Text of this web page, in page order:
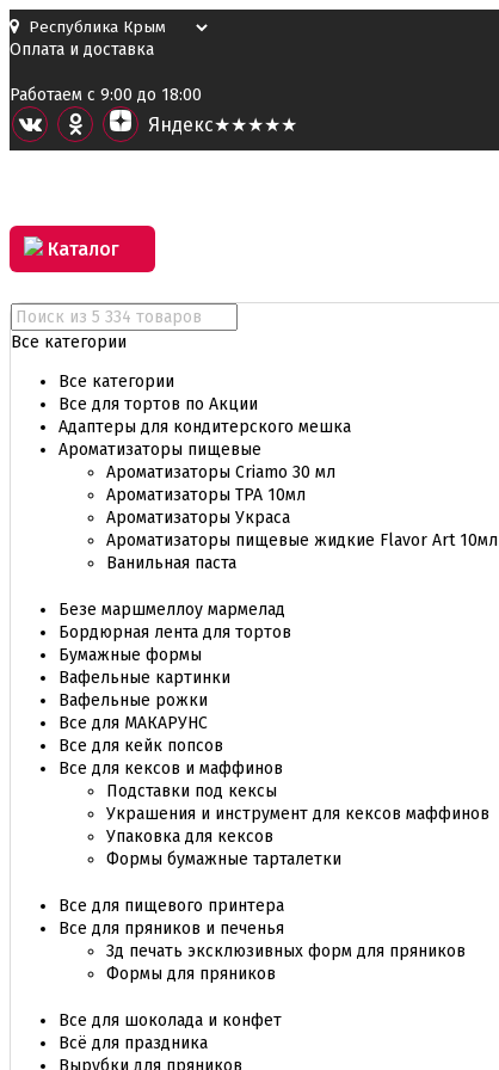
Оплата и доставка
Работаем с 9:00 до 18:00
Яндекс★★★★★
Каталог
Все категории
Все категории
Все для тортов по Акции
Адаптеры для кондитерского мешка
Ароматизаторы пищевые
Ароматизаторы Criamo 30 мл
Ароматизаторы TPA 10мл
Ароматизаторы Украса
Ароматизаторы пищевые жидкие Flavor Art 10мл
Ванильная паста
Безе маршмеллоу мармелад
Бордюрная лента для тортов
Бумажные формы
Вафельные картинки
Вафельные рожки
Все для МАКАРУНС
Все для кейк попсов
Все для кексов и маффинов
Подставки под кексы
Украшения и инструмент для кексов маффинов
Упаковка для кексов
Формы бумажные тарталетки
Все для пищевого принтера
Все для пряников и печенья
3д печать эксклюзивных форм для пряников
Формы для пряников
Все для шоколада и конфет
Всё для праздника
Вырубки для пряников